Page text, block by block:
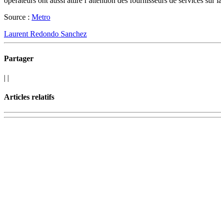
Source : Metro
Laurent Redondo Sanchez
Partager
| |
Articles relatifs